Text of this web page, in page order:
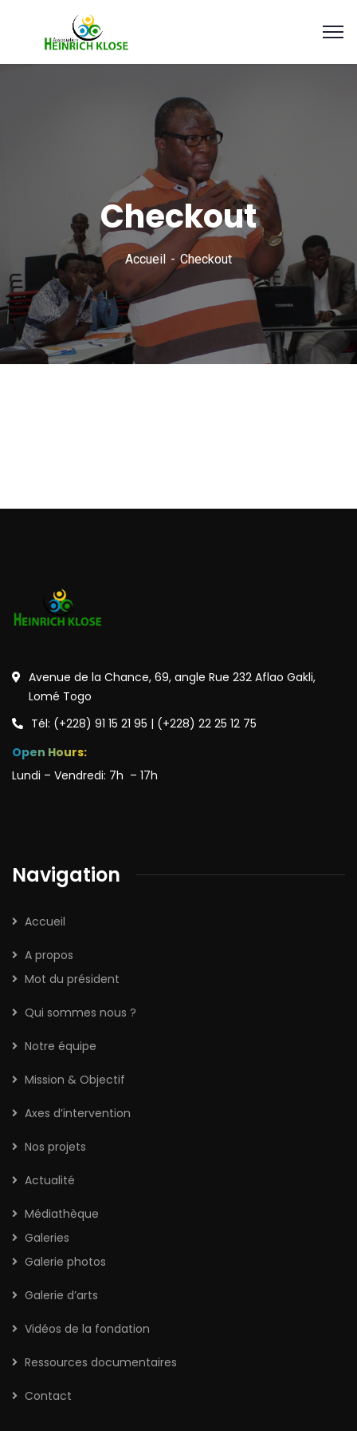
Checkout
Accueil Checkout
Avenue de la Chance, 69, angle Rue 232 Aflao Gakli,
Lomé Togo
Tél: (+228) 91 15 21 95 | (+228) 22 25 12 75
Open Hours:
Lundi – Vendredi: 7h – 17h
Navigation
Accueil
A propos
Mot du président
Qui sommes nous ?
Notre équipe
Mission & Objectif
Axes d’intervention
Nos projets
Actualité
Médiathèque
Galeries
Galerie photos
Galerie d’arts
Vidéos de la fondation
Ressources documentaires
Contact